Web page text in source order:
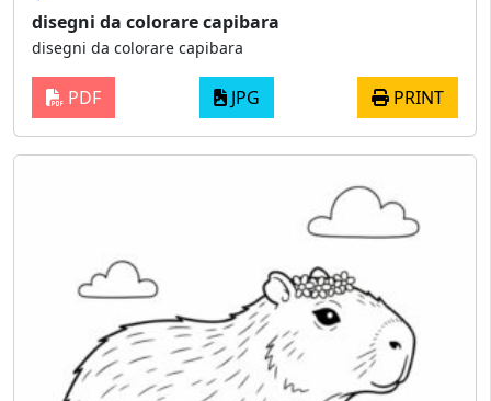
disegni da colorare capibara
disegni da colorare capibara
PDF JPG PRINT